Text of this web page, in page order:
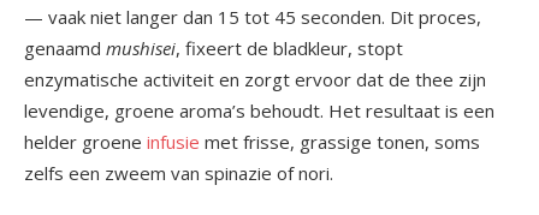
— vaak niet langer dan 15 tot 45 seconden. Dit proces,
genaamd mushisei, fixeert de bladkleur, stopt
enzymatische activiteit en zorgt ervoor dat de thee zijn
levendige, groene aroma’s behoudt. Het resultaat is een
helder groene infusie met frisse, grassige tonen, soms
zelfs een zweem van spinazie of nori.